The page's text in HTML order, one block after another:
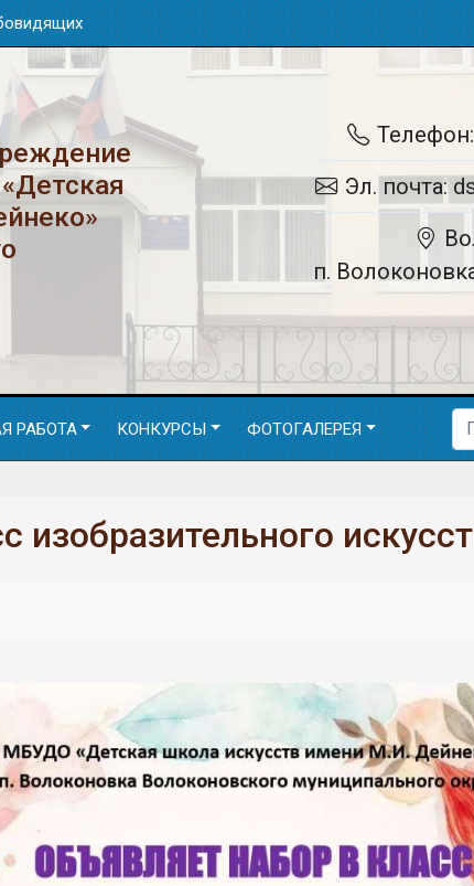
Телефон:
Эл. почта:
п.
РАБОТА КОНКУРСЫ ФОТОГАЛЕРЕЯ
изобразительного